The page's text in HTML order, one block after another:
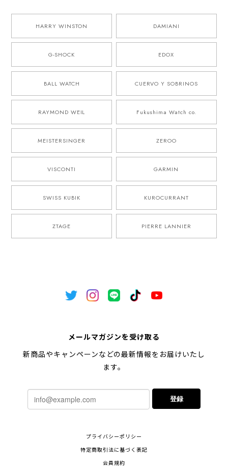
HARRY WINSTON DAMIANI
G-SHOCK EDOX
BALL WATCH CUERVO Y SOBRINOS
RAYMOND WEIL Fukushima Watch co.
MEISTERSINGER ZEROO
VISCONTI GARMIN
SWISS KUBIK KUROCURRANT
ZTAGE PIERRE LANNIER
メールマガジンを受け取る
新商品やキャンペーンなどの最新情報をお届けいたし
ます。
登録
プライバシーポリシー
特定商取引法に基づく表記
会員規約